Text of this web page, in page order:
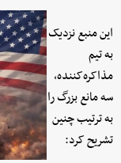
این منبع نزدیک
به تیم
مذاکره‌کننده،
سه مانع بزرگ را
به ترتیب چنین
تشریح کرد: